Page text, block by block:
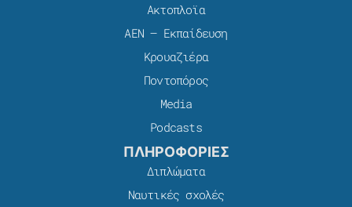
Ακτοπλοϊα
ΑΕΝ – Εκπαίδευση
Κρουαζιέρα
Ποντοπόρος
Media
Podcasts
ΠΛΗΡΟΦΟΡΙΕΣ
Διπλώματα
Ναυτικές σχολές